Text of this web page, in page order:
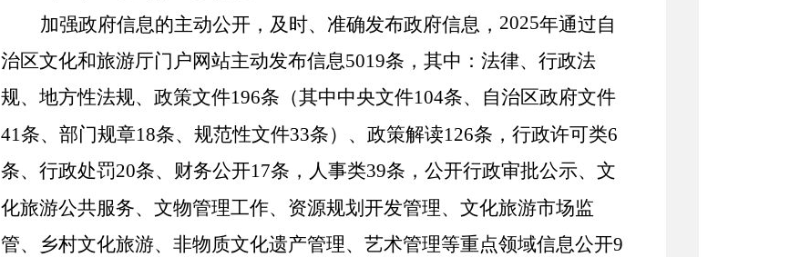
加强政府信息的主动公开，及时、准确发布政府信息， 2025年通过自
治区文化和旅游厅门户网站主动发布信息5019条，其中：法律、行政法
规、地方性法规、政策文件196条（其中中央文件104条、自治区政府文件
41条、部门规章18条、规范性文件33条）、政策解读126条，行政许可类6
条、行政处罚20条、财务公开17条，人事类39条，公开行政审批公示、文
化旅游公共服务、文物管理工作、资源规划开发管理、文化旅游市场监
管、乡村文化旅游、非物质文化遗产管理、艺术管理等重点领域信息公开9